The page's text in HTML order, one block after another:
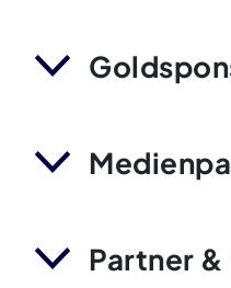
Partner